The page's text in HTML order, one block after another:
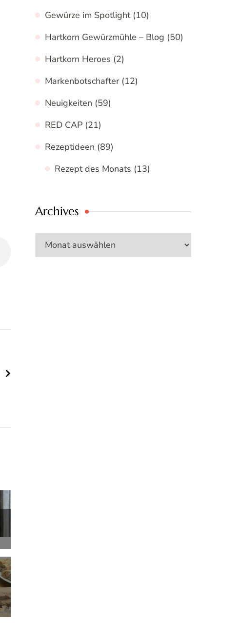
Gewürze im Spotlight(10)
Hartkorn Gewürzmühle – Blog (50)
Hartkorn Heroes (2)
Markenbotschafter(12)
Neuigkeiten (59)
RED CAP (21)
Rezeptideen (89)
Rezept des Monats (13)
Archives
Archives